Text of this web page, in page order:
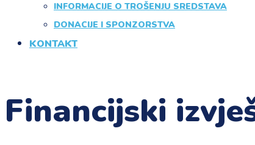
INFORMACIJE O TROŠENJU SREDSTAVA
DONACIJE I SPONZORSTVA
KONTAKT
Financijski